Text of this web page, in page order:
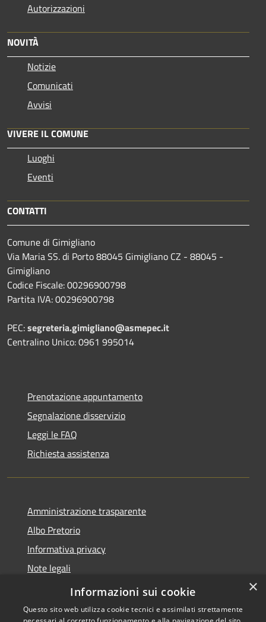
Autorizzazioni
NOVITÀ
Notizie
Comunicati
Avvisi
VIVERE IL COMUNE
Luoghi
Eventi
CONTATTI
Comune di Gimigliano
Via Maria SS. di Porto 88045 Gimigliano CZ - 88045 -
Gimigliano
Codice Fiscale: 00296900798
Partita IVA: 00296900798
PEC:segreteria.gimigliano@asmepec.it
Centralino Unico: 0961 995014
Prenotazione appuntamento
Segnalazione disservizio
Leggi le FAQ
Richiesta assistenza
Amministrazione trasparente
Albo Pretorio
Informativa privacy
Note legali
Dichiarazione di accessibilità
×
Informazioni sui cookie
Questo sito web utilizza cookie tecnici e assimilati strettamente